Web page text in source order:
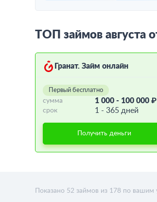
ТОП займов августа
Гранат. Займ онлайн
Первый бесплатно
сумма 1 000 - 100 000 ₽
срок 1 - 365 дней
Получить деньги
Показано 52 займов из 178 по вашим